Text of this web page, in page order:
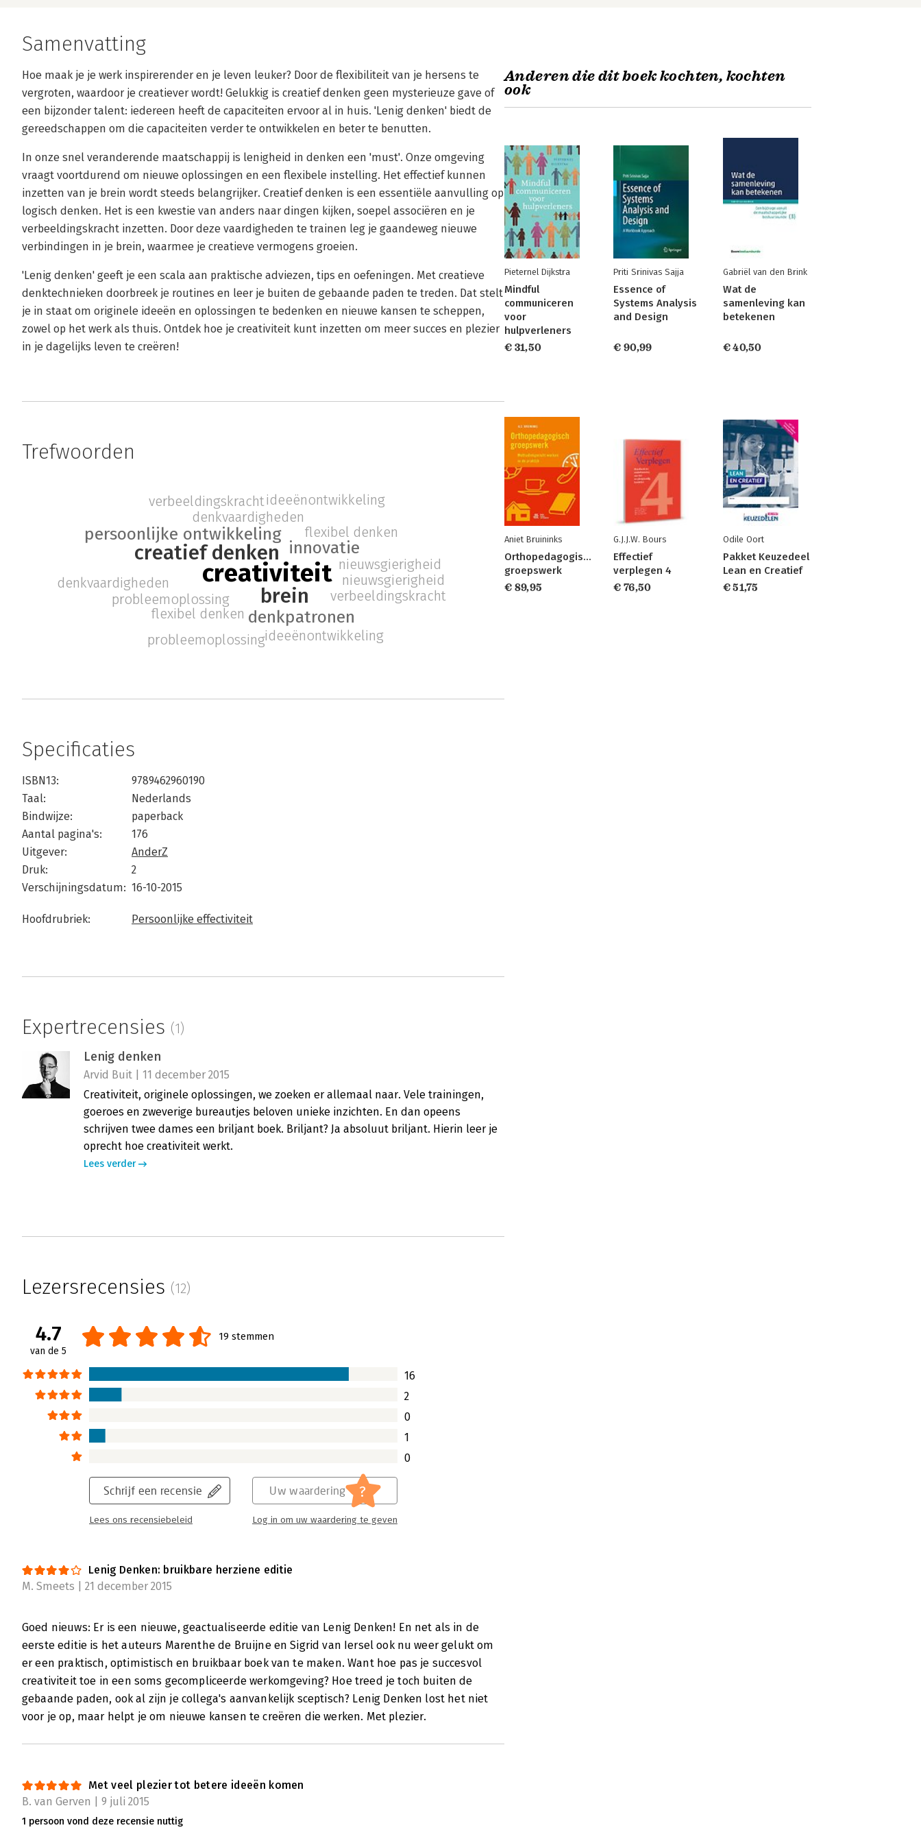
Samenvatting
Hoe maak je je werk inspirerender en je leven leuker? Door de flexibiliteit van je hersens te
vergroten, waardoor je creatiever wordt! Gelukkig is creatief denken geen mysterieuze gave of
een bijzonder talent: iedereen heeft de capaciteiten ervoor al in huis. 'Lenig denken' biedt de
gereedschappen om die capaciteiten verder te ontwikkelen en beter te benutten.
In onze snel veranderende maatschappij is lenigheid in denken een 'must'. Onze omgeving
vraagt voortdurend om nieuwe oplossingen en een flexibele instelling. Het effectief kunnen
inzetten van je brein wordt steeds belangrijker. Creatief denken is een essentiële aanvulling op
logisch denken. Het is een kwestie van anders naar dingen kijken, soepel associëren en je
verbeeldingskracht inzetten. Door deze vaardigheden te trainen leg je gaandeweg nieuwe
verbindingen in je brein, waarmee je creatieve vermogens groeien.
'Lenig denken' geeft je een scala aan praktische adviezen, tips en oefeningen. Met creatieve
denktechnieken doorbreek je routines en leer je buiten de gebaande paden te treden. Dat stelt
je in staat om originele ideeën en oplossingen te bedenken en nieuwe kansen te scheppen,
zowel op het werk als thuis. Ontdek hoe je creativiteit kunt inzetten om meer succes en plezier
in je dagelijks leven te creëren!
Trefwoorden
creativiteit
brein
creatief denken
denkpatronen
persoonlijke ontwikkeling
innovatie
flexibel denken
probleemoplossing
denkvaardigheden
nieuwsgierigheid
verbeeldingskracht
ideeënontwikkeling
flexibel denken
probleemoplossing
denkvaardigheden nieuwsgierigheid
verbeeldingskrachtideeënontwikkeling
Specificaties
ISBN13:
9789462960190
Taal:
Nederlands
Bindwijze:
paperback
Aantal pagina's:
176
Uitgever:
AnderZ
Druk:
2
Verschijningsdatum: 16-10-2015
Hoofdrubriek: Persoonlijke effectiviteit
Expertrecensies (1)
Lenig denken
Arvid Buit | 11 december 2015
Creativiteit, originele oplossingen, we zoeken er allemaal naar. Vele trainingen,
goeroes en zweverige bureautjes beloven unieke inzichten. En dan opeens
schrijven twee dames een briljant boek. Briljant? Ja absoluut briljant. Hierin leer je
oprecht hoe creativiteit werkt.
Lees verder
Lezersrecensies (12)
4.7
van de 5
19 stemmen
16
2
0
1
0
Schrijf een recensie
Lees ons recensiebeleid
Uw waardering ?
Log in om uw waardering te geven
Lenig Denken: bruikbare herziene editie
M. Smeets | 21 december 2015
Goed nieuws: Er is een nieuwe, geactualiseerde editie van Lenig Denken! En net als in de
eerste editie is het auteurs Marenthe de Bruijne en Sigrid van Iersel ook nu weer gelukt om
er een praktisch, optimistisch en bruikbaar boek van te maken. Want hoe pas je succesvol
creativiteit toe in een soms gecompliceerde werkomgeving? Hoe treed je toch buiten de
gebaande paden, ook al zijn je collega's aanvankelijk sceptisch? Lenig Denken lost het niet
voor je op, maar helpt je om nieuwe kansen te creëren die werken. Met plezier.
Met veel plezier tot betere ideeën komen
B. van Gerven | 9 juli 2015
1 persoon vond deze recensie nuttig
Anderen die dit boek kochten, kochten
ook
Pieternel Dijkstra
Mindful
communiceren
voor
hulpverleners
€ 31,50
Priti Srinivas Sajja
Essence of
Systems Analysis
and Design
€ 90,99
Gabriël van den Brink
Wat de
samenleving kan
betekenen
€ 40,50
Aniet Bruininks
Orthopedagogisch
groepswerk
€ 89,95
G.J.J.W. Bours
Effectief
verplegen 4
€ 76,50
Odile Oort
Pakket Keuzedeel
Lean en Creatief
€ 51,75